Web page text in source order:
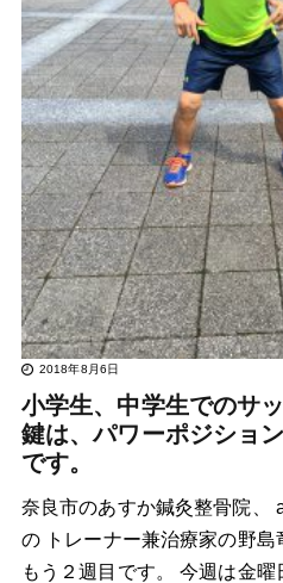
2018年8月6日
小学生、中学生でのサ
鍵は、パワーポジショ
です。
奈良市のあすか鍼灸整骨院、
の トレーナー兼治療家の野
もう２週目です。 今週は金